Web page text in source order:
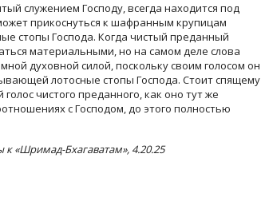
служением Господу, всегда находится под
прикоснуться к шафранным крупицам
стопы Господа. Когда чистый преданный
материальными, но на самом деле слова
духовной силой, поскольку своим голосом он
лотосные стопы Господа. Стоит спящему
чистого преданного, как оно тут же
с Господом, до этого полностью
«Шримад-Бхагаватам», 4.20.25